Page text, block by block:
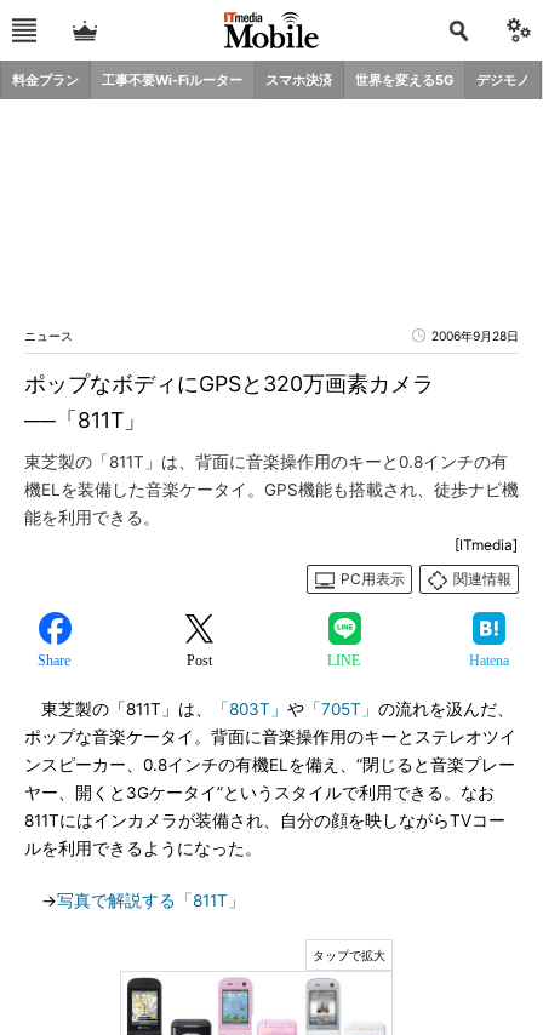
料金プラン 工事不要Wi-Fiルーター スマホ決済 世界を変える5G デジモノ
ニュース 2006年9月28日
ポップなボディにGPSと320万画素カメラ
──「811T」
東芝製の「811T」は、背面に音楽操作用のキーと0.8インチの有
機ELを装備した音楽ケータイ。GPS機能も搭載され、徒歩ナビ機
能を利用できる。
[ITmedia]
PC用表示
関連情報
Share Post LINE Hatena
東芝製の「811T」は、 「803T」 や 「705T」 の流れを汲んだ、
ポップな音楽ケータイ。背面に音楽操作用のキーとステレオツイ
ンスピーカー、0.8インチの有機ELを備え、“閉じると音楽プレー
ヤー、開くと3Gケータイ”というスタイルで利用できる。なお
811Tにはインカメラが装備され、自分の顔を映しながらTVコー
ルを利用できるようになった。
→写真で解説する「811T」